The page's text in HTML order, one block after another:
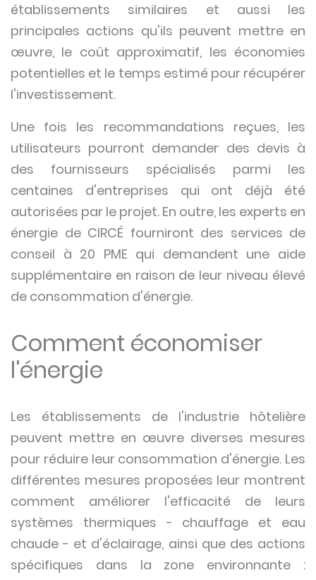
établissements similaires et aussi les
principales actions qu'ils peuvent mettre en
œuvre, le coût approximatif, les économies
potentielles et le temps estimé pour récupérer
l'investissement.
Une fois les recommandations reçues, les
utilisateurs pourront demander des devis à
des fournisseurs spécialisés parmi les
centaines d'entreprises qui ont déjà été
autorisées par le projet. En outre, les experts en
énergie de CIRCÉ fourniront des services de
conseil à 20 PME qui demandent une aide
supplémentaire en raison de leur niveau élevé
de consommation d'énergie.
Comment économiser
l'énergie
Les établissements de l'industrie hôtelière
peuvent mettre en œuvre diverses mesures
pour réduire leur consommation d'énergie. Les
différentes mesures proposées leur montrent
comment améliorer l'efficacité de leurs
systèmes thermiques - chauffage et eau
chaude - et d'éclairage, ainsi que des actions
spécifiques dans la zone environnante :